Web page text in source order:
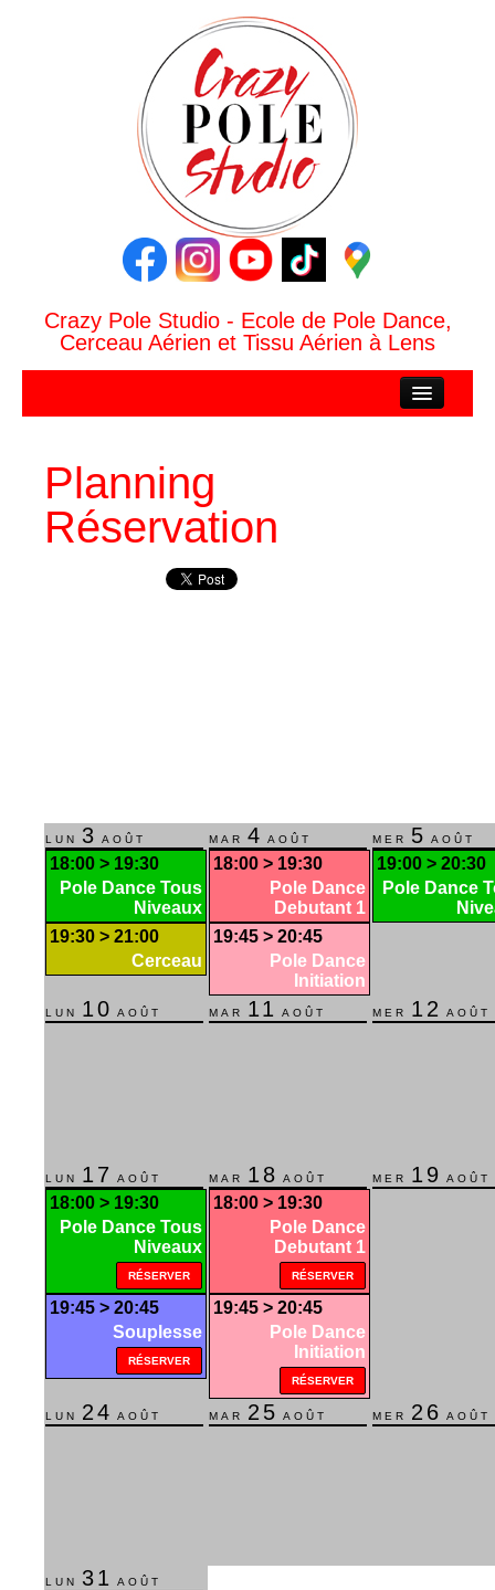
Crazy Pole Studio - Ecole de Pole Dance,
Cerceau Aérien et Tissu Aérien à Lens
Le Studio Crazy Pole
Les cours
Tarifs des cours
Inscription
Réservation
LA POLE DANCE
Qu’est ce que la Pole Dance ?
La pole dance, pour qui ?
Informations pratiques
EVJF/ANNIVERSAIRES
Shooting Studio Laura Miklave
Shooting Show Laura Miklave
Shooting Studio Crazy Pole Team
Planning
Réservation